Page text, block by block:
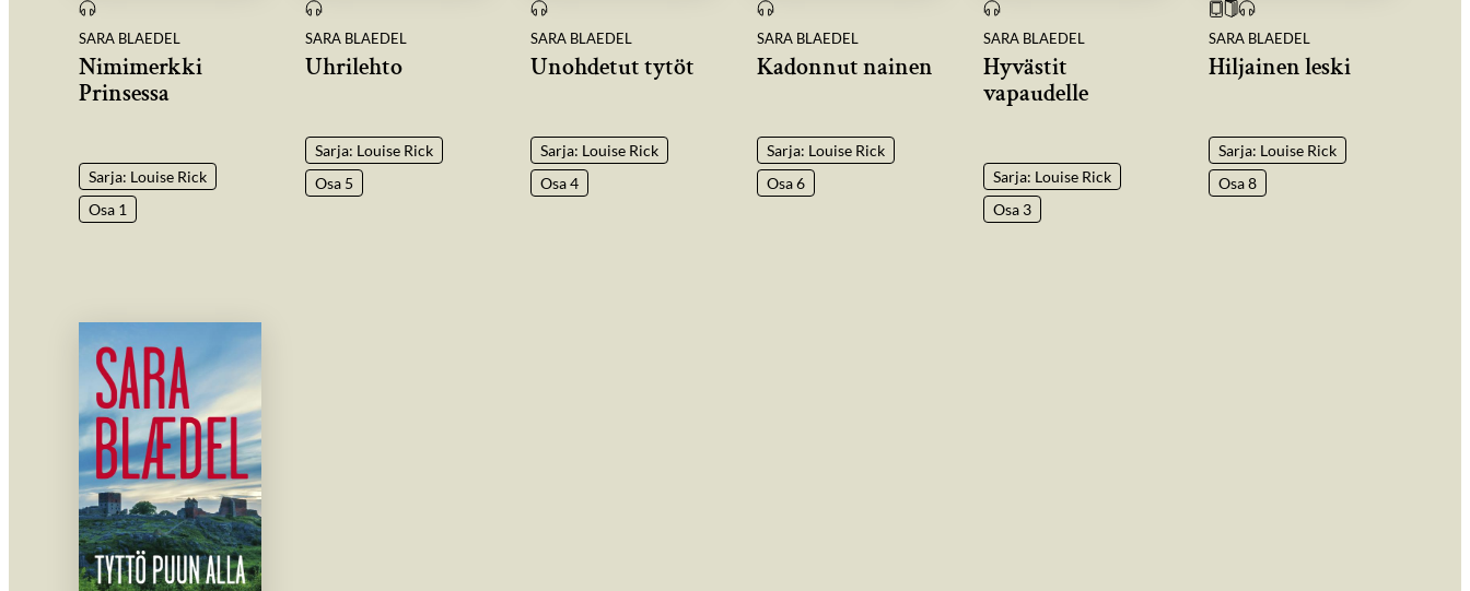
SARA BLAEDEL
Nimimerkki
Prinsessa
Sarja: Louise Rick
Osa 1
SARA BLAEDEL
Uhrilehto
Sarja: Louise Rick
Osa 5
SARA BLAEDEL
Unohdetut tytöt
Sarja: Louise Rick
Osa 4
SARA BLAEDEL
Kadonnut nainen
Sarja: Louise Rick
Osa 6
SARA BLAEDEL
Hyvästit
vapaudelle
Sarja: Louise Rick
Osa 3
SARA BLAEDEL
Hiljainen leski
Sarja: Louise Rick
Osa 8